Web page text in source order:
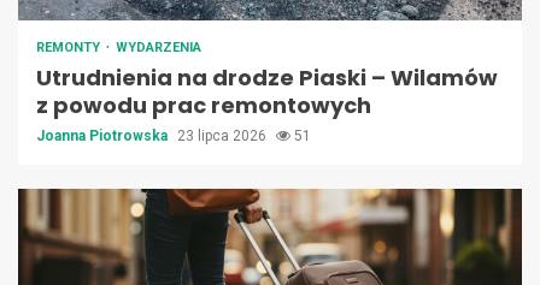
REMONTY WYDARZENIA
Utrudnienia na drodze Piaski – Wilamów
z powodu prac remontowych
Joanna Piotrowska 23 lipca 2026 51